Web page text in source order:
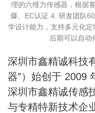
理的六维力传感器，根据
爆、EC认证 4. 研发团队
学设计能力，支持多元化
后期可以自动
深圳市鑫精诚科技
器”）始创于 2009
深圳市鑫精诚传感
与专精特新技术企